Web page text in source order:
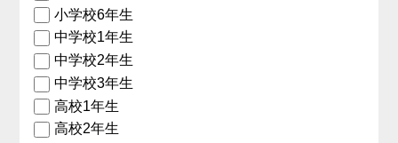
小学校6年生
中学校1年生
中学校2年生
中学校3年生
高校1年生
高校2年生